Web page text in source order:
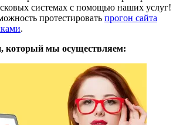
системах с помощью наших услуг!
протестировать прогон сайта
.
который мы осуществляем: